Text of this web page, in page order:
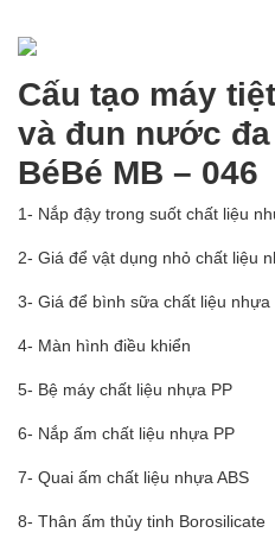
Cấu tạo máy
và đun nước đa
BéBé MB – 046
1- Nắp đậy trong suốt chất liệu
2- Giá để vật dụng nhỏ chất liệu
3- Giá để bình sữa chất liệu nhựa
4- Màn hình điều khiển
5- Bệ máy chất liệu nhựa PP
6- Nắp ấm chất liệu nhựa PP
7- Quai ấm chất liệu nhựa ABS
8- Thân ấm thủy tinh Borosilicate